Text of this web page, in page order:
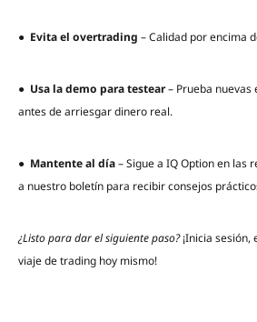
● Evita el overtrading – Calidad por encima
● Usa la demo para testear– Prueba
antes de arriesgar dinero real.
● Mantente al día– Sigue a IQ Option en las
a nuestro boletín para recibir consejos
¿Listo para dar el siguiente paso?¡Inicia sesión,
viaje de trading hoy mismo!